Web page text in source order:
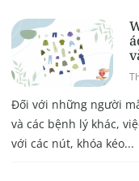
Đối với những người
và các bệnh lý khác,
với các nút, khóa kéo...